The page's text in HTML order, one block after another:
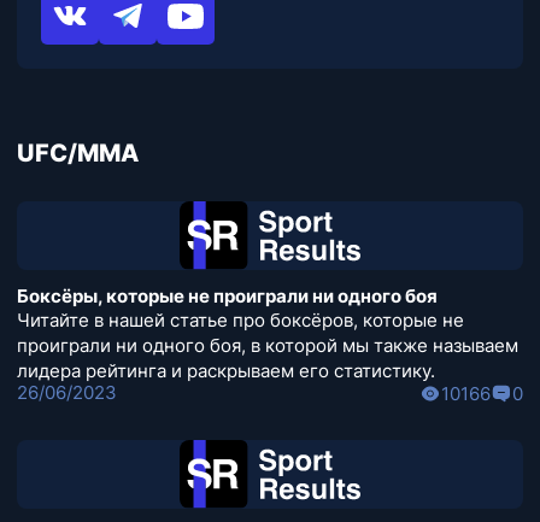
UFC/MMA
Боксёры, которые не проиграли ни одного боя
Читайте в нашей статье про боксёров, которые не
проиграли ни одного боя, в которой мы также называем
лидера рейтинга и раскрываем его статистику.
26/06/2023
10166 0